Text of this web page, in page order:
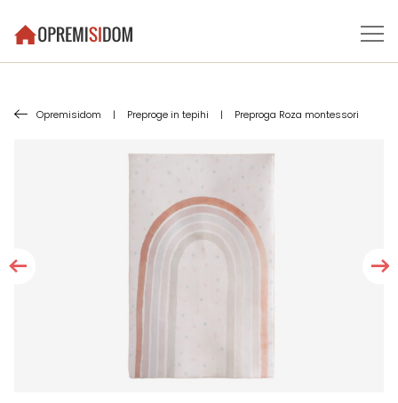
Opremisidom | Preproge in tepihi | Preproga Roza montessori